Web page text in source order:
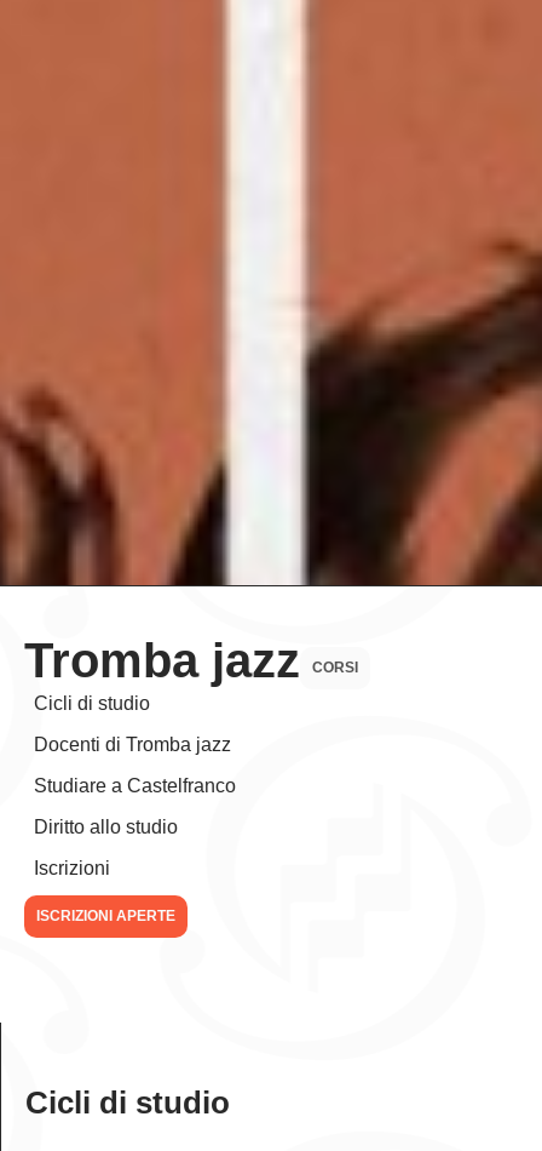
Tromba jazz CORSI
Cicli di studio
Docenti di Tromba jazz
Studiare a Castelfranco
Diritto allo studio
Iscrizioni
ISCRIZIONI APERTE
Cicli di studio